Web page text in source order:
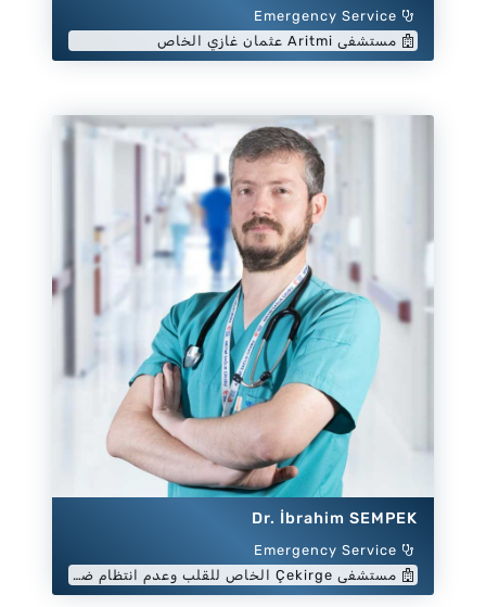
Emergency Service
مستشفى Aritmi عثمان غازي الخاص
Dr. İbrahim SEMPEK
Emergency Service
مستشفى Çekirge الخاص للقلب وعدم انتظام ضربات القلب